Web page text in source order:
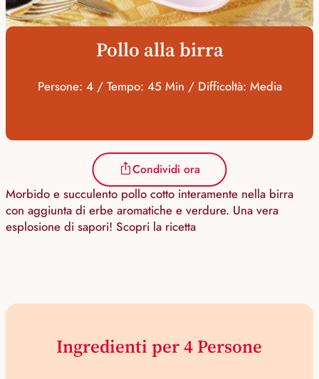
Pollo alla birra
Persone: 4 / Tempo: 45 Min / Difficoltà: Media
Condividi ora
Morbido e succulento pollo cotto interamente nella birra
con aggiunta di erbe aromatiche e verdure. Una vera
esplosione di sapori! Scopri la ricetta
Ingredienti per 4 Persone